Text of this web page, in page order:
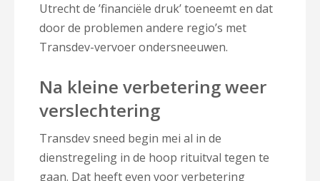
Utrecht de ’financiële druk’ toeneemt en dat
door de problemen andere regio’s met
Transdev-vervoer ondersneeuwen.
Na kleine verbetering weer
verslechtering
Transdev sneed begin mei al in de
dienstregeling in de hoop rituitval tegen te
gaan. Dat heeft even voor verbetering